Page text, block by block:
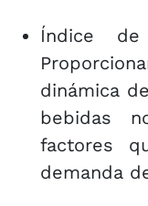
Índice
dinámica
bebidas
factores
demanda